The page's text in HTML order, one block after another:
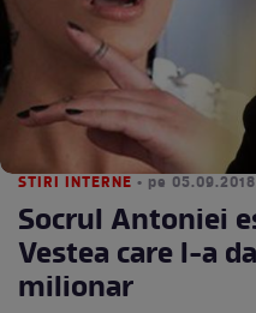
STIRI INTERNE • pe
Socrul Antoniei
Vestea care l-a
milionar